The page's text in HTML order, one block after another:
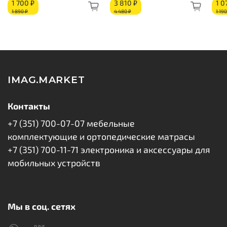
Ортопедическая угольная пена Flex Foam 30 мм
Короб из ППУ
1 700 ₽
1 890 ₽
3 810 ₽
4 480 ₽
1
1
IMAG.MARKET
Контакты
+7 (351) 700-07-07 мебельные
комплектующие и ортопедические матрасы
+7 (351) 700-11-71 электроника и аксессуары для
мобильных устройств
Мы в соц. сетях